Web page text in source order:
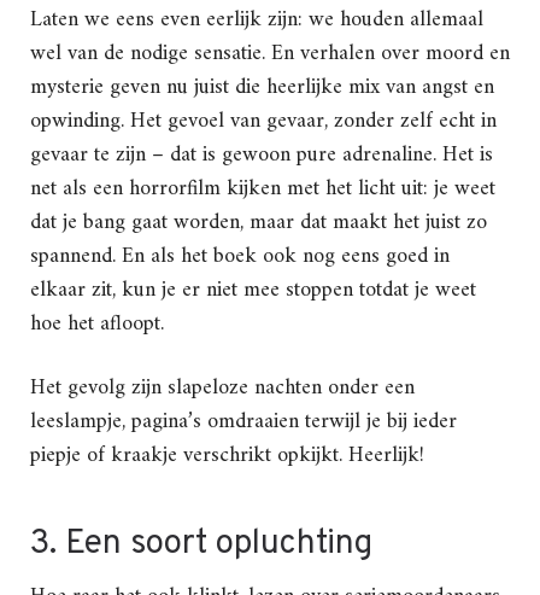
Laten we eens even eerlijk zijn: we houden allemaal
wel van de nodige sensatie. En verhalen over moord en
mysterie geven nu juist die heerlijke mix van angst en
opwinding. Het gevoel van gevaar, zonder zelf echt in
gevaar te zijn – dat is gewoon pure adrenaline. Het is
net als een horrorfilm kijken met het licht uit: je weet
dat je bang gaat worden, maar dat maakt het juist zo
spannend. En als het boek ook nog eens goed in
elkaar zit, kun je er niet mee stoppen totdat je weet
hoe het afloopt.
Het gevolg zijn slapeloze nachten onder een
leeslampje, pagina’s omdraaien terwijl je bij ieder
piepje of kraakje verschrikt opkijkt. Heerlijk!
3. Een soort opluchting